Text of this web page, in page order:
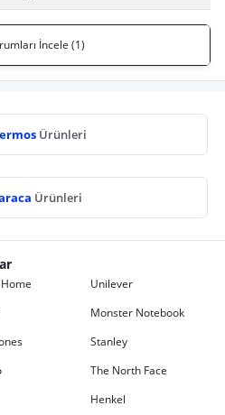
İncele (1)
Ürünleri
Ürünleri
Unilever
Monster Notebook
Stanley
The North Face
Henkel